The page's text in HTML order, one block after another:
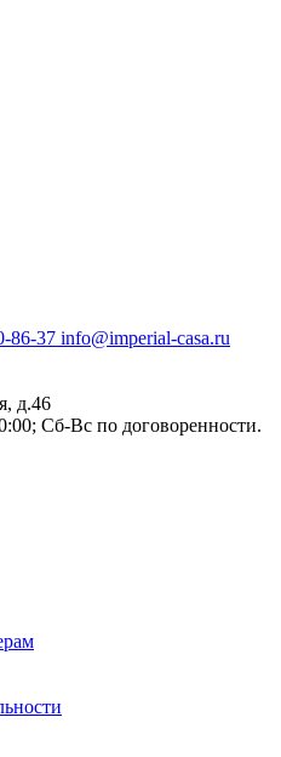
86-37 info@imperial-casa.ru
д.46
Сб-Вс по договоренности.